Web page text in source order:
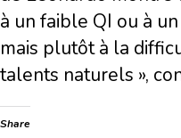
à un faible QI ou à
mais plutôt à la
talents naturels »,
Share